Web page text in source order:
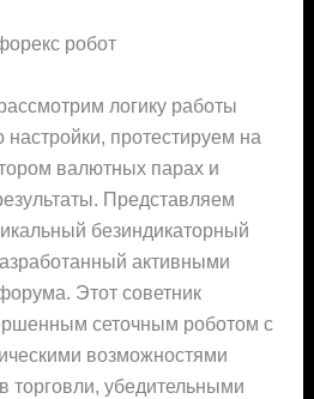
логику работы
настройки, протестируем на
валютных парах и
Представляем
безиндикаторный
активными
Этот советник
сеточным роботом с
возможностями
торговли, убедительными